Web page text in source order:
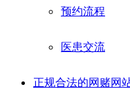
预约流程
医患交流
正规合法的网赌网